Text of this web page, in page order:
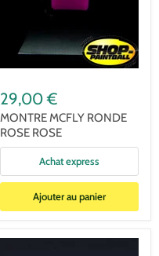
29,00 €
MONTRE MCFLY RONDE
ROSE ROSE
Achat express
Ajouter au panier